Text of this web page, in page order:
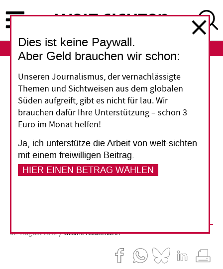
zum
Inhalt
ABO
„Ältere Frauen gehen oft leer aus“
Ende August trifft sich in New York eine
Arbeitsgruppe der Vereinten Nationen, die sich
mit neuen menschenrechtlichen Instrumenten
zum Schutz alter Menschen befasst. Der
Geschäftsführer von „HelpAge Deutschland“,
Michael Bünte, erklärt, warum diese nötig sind
02. August 2012 Gesine Kauffmann
Dies ist keine Paywall.
Aber Geld brauchen wir schon:
Unseren Journalismus, der vernachlässigte
Themen und Sichtweisen aus dem globalen
Süden aufgreift, gibt es nicht für lau. Wir
brauchen dafür Ihre Unterstützung – schon 3
Euro im Monat helfen!
Ja, ich unterstütze die Arbeit von welt-sichten
mit einem freiwilligen Beitrag.
HIER EINEN BETRAG WÄHLEN